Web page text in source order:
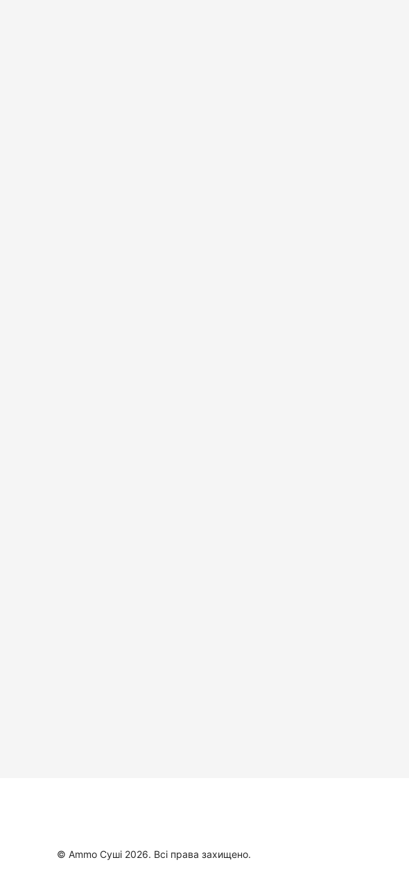
© Ammo Суші 2026. Всі права захищено.